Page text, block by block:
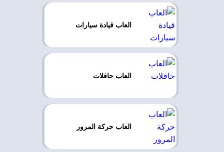
العاب قيادة سيارات
العاب حافلات
العاب حركة المرور